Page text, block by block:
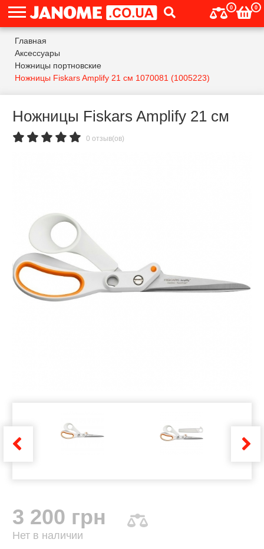
0 0
Главная
Аксессуары
Ножницы портновские
Ножницы Fiskars Amplify 21 см 1070081 (1005223)
Ножницы Fiskars Amplify 21 см
0 отзыв(ов)
3 200 грн
Нет в наличии